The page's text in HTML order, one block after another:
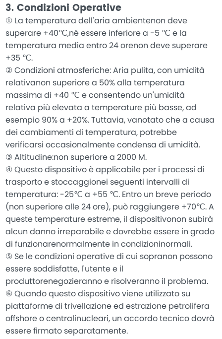
3. Condizioni Operative
① La temperatura dell'aria ambientenon deve
superare +40℃,né essere inferiore a -5 ℃ e la
temperatura media entro 24 orenon deve superare
+35 ℃.
② Condizioni atmosferiche: Aria pulita, con umidità
relativanon superiore a 50% alla temperatura
massima di +40 ℃ e consentendo un'umidità
relativa più elevata a temperature più basse, ad
esempio 90% a +20%. Tuttavia, vanotato che a causa
dei cambiamenti di temperatura, potrebbe
verificarsi occasionalmente condensa di umidità.
③ Altitudine:non superiore a 2000 M.
④ Questo dispositivo è applicabile per i processi di
trasporto e stoccaggionei seguenti intervalli di
temperatura: -25℃ a +55 ℃. Entro un breve periodo
(non superiore alle 24 ore), può raggiungere +70℃. A
queste temperature estreme, il dispositivonon subirà
alcun danno irreparabile e dovrebbe essere in grado
di funzionarenormalmente in condizioninormali.
⑤ Se le condizioni operative di cui sopranon possono
essere soddisfatte, l'utente e il
produttorenegozieranno e risolveranno il problema.
⑥ Quando questo dispositivo viene utilizzato su
piattaforme di trivellazione ed estrazione petrolifera
offshore o centralinucleari, un accordo tecnico dovrà
essere firmato separatamente.